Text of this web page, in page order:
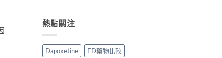
整
中
服
用
驗
與
用
家
實
服
凝
膠
果
比
熱點關注
Dapoxetine
ED藥物比較